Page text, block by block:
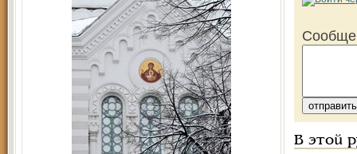
В этой